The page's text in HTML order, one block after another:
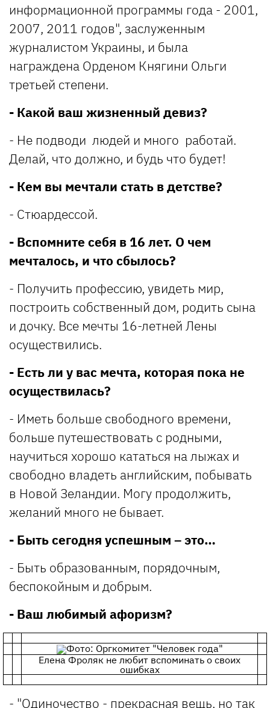
информационной программы года - 2001,
2007, 2011 годов", заслуженным
журналистом Украины, и была
награждена Орденом Княгини Ольги
третьей степени.
- Какой ваш жизненный девиз?
- Не подводи людей и много работай.
Делай, что должно, и будь что будет!
- Кем вы мечтали стать в детстве?
- Стюардессой.
- Вспомните себя в 16 лет. О чем
мечталось, и что сбылось?
- Получить профессию, увидеть мир,
построить собственный дом, родить сына
и дочку. Все мечты 16-летней Лены
осуществились.
- Есть ли у вас мечта, которая пока не
осуществилась?
- Иметь больше свободного времени,
больше путешествовать с родными,
научиться хорошо кататься на лыжах и
свободно владеть английским, побывать
в Новой Зеландии. Могу продолжить,
желаний много не бывает.
- Быть сегодня успешным – это…
- Быть образованным, порядочным,
беспокойным и добрым.
- Ваш любимый афоризм?
Фото: Оргкомитет "Человек года"
Елена Фроляк не любит вспоминать о своих
ошибках
- "Одиночество - прекрасная вещь, но так